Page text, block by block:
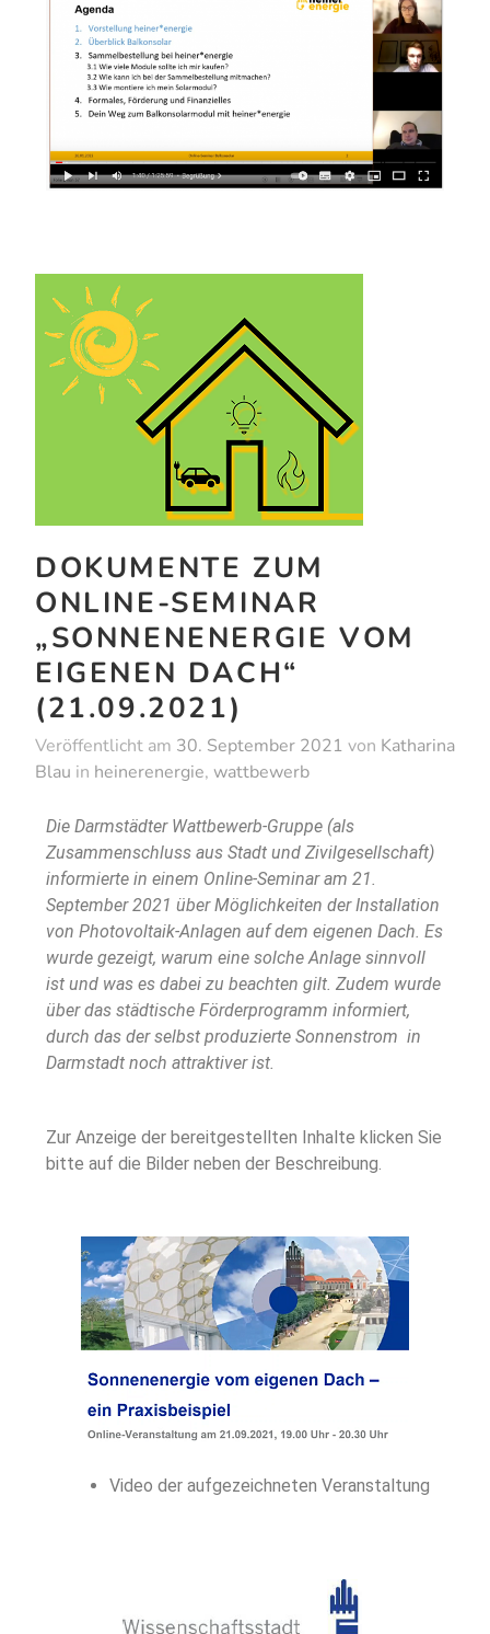
DOKUMENTE ZUM
ONLINE-SEMINAR
„SONNENENERGIE VOM
EIGENEN DACH“
(21.09.2021)
Veröffentlicht am 30. September 2021 von Katharina
Blau in heinerenergie, wattbewerb
Die Darmstädter Wattbewerb-Gruppe (als
Zusammenschluss aus Stadt und Zivilgesellschaft)
informierte in einem Online-Seminar am 21.
September 2021 über Möglichkeiten der Installation
von Photovoltaik-Anlagen auf dem eigenen Dach. Es
wurde gezeigt, warum eine solche Anlage sinnvoll
ist und was es dabei zu beachten gilt. Zudem wurde
über das städtische Förderprogramm informiert,
durch das der selbst produzierte Sonnenstrom in
Darmstadt noch attraktiver ist.
Zur Anzeige der bereitgestellten Inhalte klicken Sie
bitte auf die Bilder neben der Beschreibung.
Video der aufgezeichneten Veranstaltung